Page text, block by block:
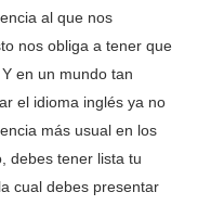
al que nos
nos obliga a tener que
en un mundo tan
el idioma inglés ya no
más usual en los
debes tener lista tu
la cual debes presentar